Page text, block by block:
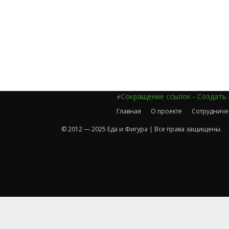
⚡Сокращение ссылок - Создать
Главная О проекте
© 2012 — 2025 Еда и Фигура | Все права защищены.